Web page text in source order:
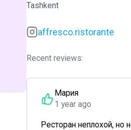
Tashkent
affresco.ristorante
Recent reviews:
Мария
1 year ago
Ресторан неплохой,